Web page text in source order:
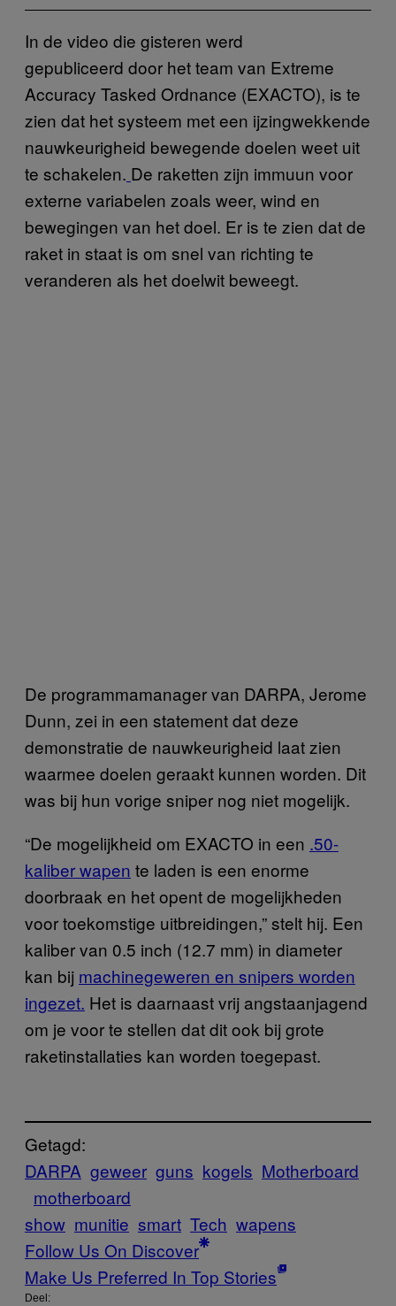
In de video die gisteren werd
gepubliceerd door het team van Extreme
Accuracy Tasked Ordnance (EXACTO), is te
zien dat het systeem met een ijzingwekkende
nauwkeurigheid bewegende doelen weet uit
te schakelen. De raketten zijn immuun voor
externe variabelen zoals weer, wind en
bewegingen van het doel. Er is te zien dat de
raket in staat is om snel van richting te
veranderen als het doelwit beweegt.
De programmamanager van DARPA, Jerome
Dunn, zei in een statement dat deze
demonstratie de nauwkeurigheid laat zien
waarmee doelen geraakt kunnen worden. Dit
was bij hun vorige sniper nog niet mogelijk.
“De mogelijkheid om EXACTO in een .50-
kaliber wapen te laden is een enorme
doorbraak en het opent de mogelijkheden
voor toekomstige uitbreidingen,” stelt hij. Een
kaliber van 0.5 inch (12.7 mm) in diameter
kan bij machinegeweren en snipers worden
ingezet. Het is daarnaast vrij angstaanjagend
om je voor te stellen dat dit ook bij grote
raketinstallaties kan worden toegepast.
Getagd:
DARPA geweer guns kogels Motherboard
motherboard
show munitie smart Tech wapens
Follow Us On Discover
Make Us Preferred In Top Stories
Deel: